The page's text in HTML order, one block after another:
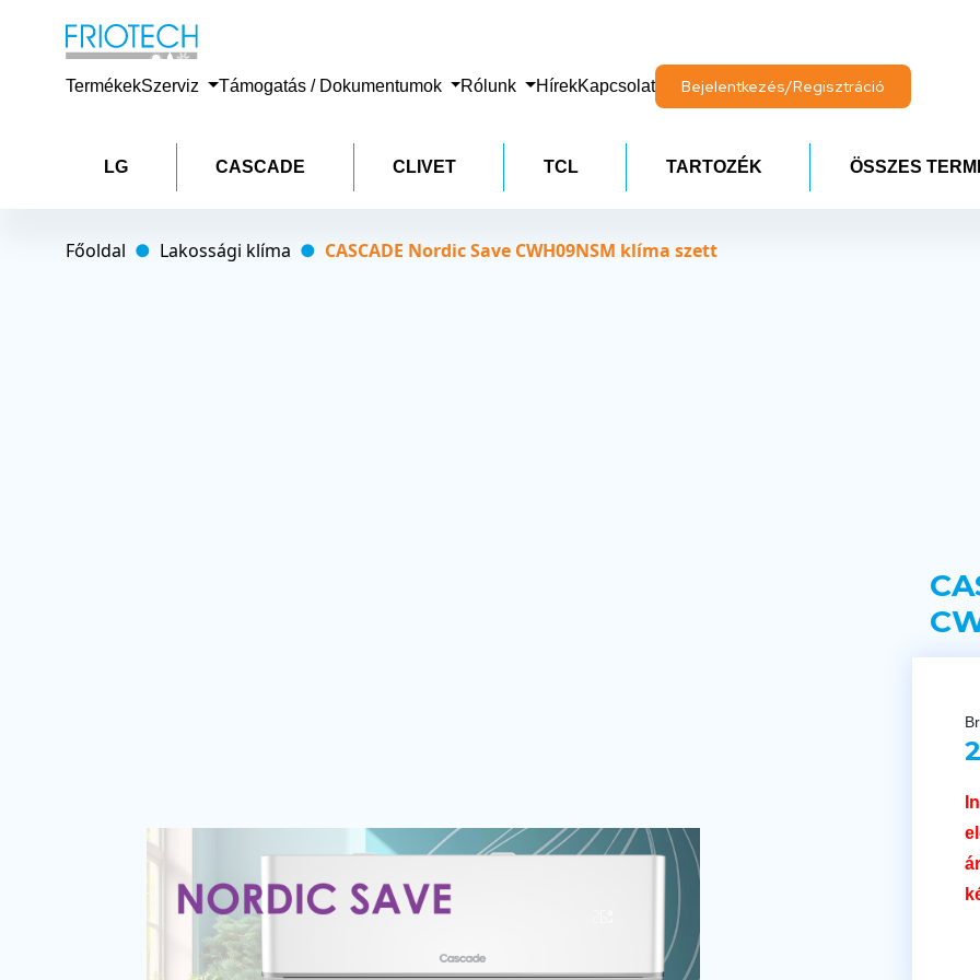
TermékekSzerviz Támogatás / Dokumentumok Rólunk HírekKapcsolat Bejelentkezés/Regisztráció
LG CASCADE CLIVET TCL TARTOZÉK ÖSSZES
Főoldal Lakossági klíma CASCADE Nordic Save CWH09NSM klíma szett